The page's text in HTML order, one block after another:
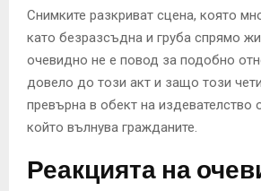
Снимките разкриват сцена, която
като безразсъдна и груба спрямо
очевидно не е повод за подобно
довело до този акт и защо този
превърна в обект на издевателство
който вълнува гражданите.
Реакцията на